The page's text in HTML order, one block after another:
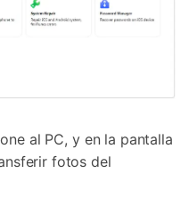
al PC, y en la pantalla
fotos del